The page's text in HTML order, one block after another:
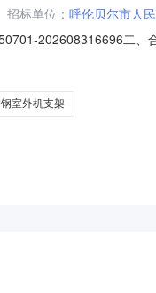
招标单位： 呼伦贝尔市人
202608316696二
供应商（乙
室外机支架